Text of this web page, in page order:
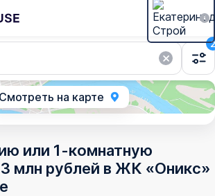
2
Смотреть на карте
или 1-комнатную
млн рублей в ЖК «Оникс»